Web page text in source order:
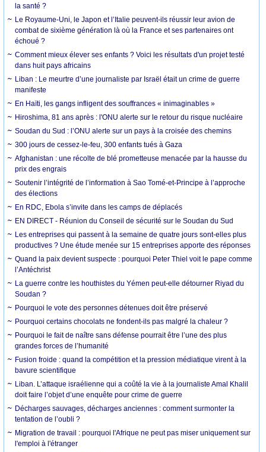
la santé ?
Le Royaume-Uni, le Japon et l’Italie peuvent-ils réussir leur avion de
combat de sixième génération là où la France et ses partenaires ont
échoué ?
Comment mieux élever ses enfants ? Voici les résultats d'un projet testé
dans huit pays africains
Liban : Le meurtre d’une journaliste par Israël était un crime de guerre
manifeste
En Haïti, les gangs infligent des souffrances « inimaginables »
Hiroshima, 81 ans après : l'ONU alerte sur le retour du risque nucléaire
Soudan du Sud : l’ONU alerte sur un pays à la croisée des chemins
300 jours de cessez-le-feu, 300 enfants tués à Gaza
Afghanistan : une récolte de blé prometteuse menacée par la hausse du
prix des engrais
Soutenir l’intégrité de l’information à Sao Tomé-et-Principe à l’approche
des élections
En RDC, Ebola s’invite dans les camps de déplacés
EN DIRECT - Réunion du Conseil de sécurité sur le Soudan du Sud
Les entreprises qui passent à la semaine de quatre jours sont-elles plus
productives ? Une étude menée sur 15 entreprises apporte des réponses
Quand la paix devient suspecte : pourquoi Peter Thiel voit le pape comme
l’Antéchrist
La guerre contre les houthistes du Yémen peut-elle détourner Riyad du
Soudan ?
Pourquoi le vote des personnes détenues doit être préservé
Pourquoi certains chocolats ne fondent-ils pas malgré la chaleur ?
Pourquoi le fait de naître sans défense pourrait être l’une des plus
grandes forces de l’humanité
Fusion froide : quand la compétition et la pression médiatique virent à la
bavure scientifique
Liban. L’attaque israélienne qui a coûté la vie à la journaliste Amal Khalil
doit faire l’objet d’une enquête pour crime de guerre
Décharges sauvages, décharges anciennes : comment surmonter la
tentation de l’oubli ?
Migration de travail : pourquoi l'Afrique ne peut pas miser uniquement sur
l'emploi à l'étranger